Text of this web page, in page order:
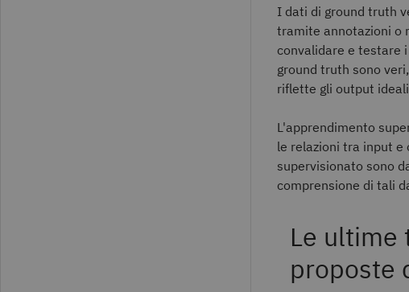
I dati di ground truth
tramite annotazioni o
convalidare e testare
ground truth sono
riflette gli output
L'apprendimento
le relazioni tra input
supervisionato sono
comprensione di tali
Le ultime
proposte